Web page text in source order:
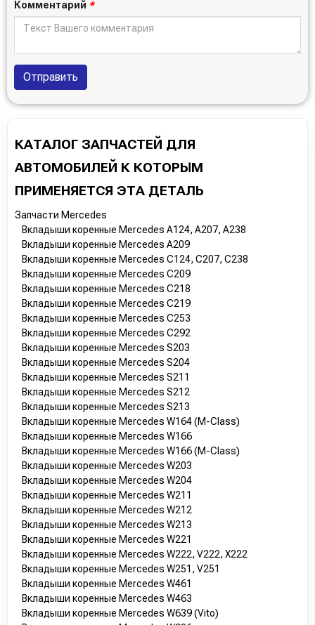
Комментарий *
Отправить
КАТАЛОГ ЗАПЧАСТЕЙ ДЛЯ
АВТОМОБИЛЕЙ К КОТОРЫМ
ПРИМЕНЯЕТСЯ ЭТА ДЕТАЛЬ
Запчасти Mercedes
Вкладыши коренные Mercedes A124, A207, A238
Вкладыши коренные Mercedes A209
Вкладыши коренные Mercedes C124, C207, C238
Вкладыши коренные Mercedes C209
Вкладыши коренные Mercedes C218
Вкладыши коренные Mercedes C219
Вкладыши коренные Mercedes C253
Вкладыши коренные Mercedes C292
Вкладыши коренные Mercedes S203
Вкладыши коренные Mercedes S204
Вкладыши коренные Mercedes S211
Вкладыши коренные Mercedes S212
Вкладыши коренные Mercedes S213
Вкладыши коренные Mercedes W164 (M-Class)
Вкладыши коренные Mercedes W166
Вкладыши коренные Mercedes W166 (M-Class)
Вкладыши коренные Mercedes W203
Вкладыши коренные Mercedes W204
Вкладыши коренные Mercedes W211
Вкладыши коренные Mercedes W212
Вкладыши коренные Mercedes W213
Вкладыши коренные Mercedes W221
Вкладыши коренные Mercedes W222, V222, X222
Вкладыши коренные Mercedes W251, V251
Вкладыши коренные Mercedes W461
Вкладыши коренные Mercedes W463
Вкладыши коренные Mercedes W639 (Vito)